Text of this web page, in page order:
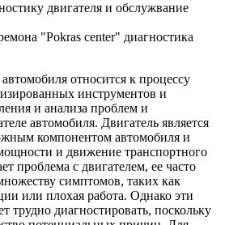
двигателя и обслужвание
"Pokras center" диагностика
относится к процессу
инструментов и
и анализа проблем и
автомобиля. Двигатель является
компонентом автомобиля и
и движение транспортного
проблема с двигателем, ее часто
симптомов, таких как
или плохая работа. Однако эти
трудно диагностировать, поскольку